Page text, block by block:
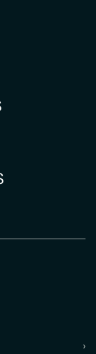
›